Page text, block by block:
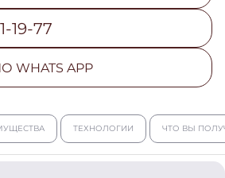
19-77
WHATS APP
ТЕХНОЛОГИИ ЧТО ВЫ